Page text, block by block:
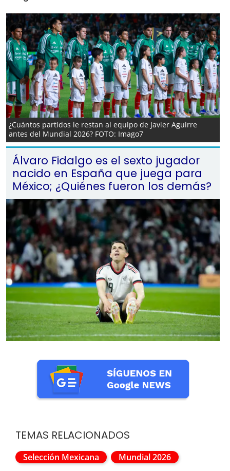
¿Cuántos partidos le restan al equipo de Javier Aguirre
antes del Mundial 2026? FOTO: Imago7
Álvaro Fidalgo es el sexto jugador
nacido en España que juega para
México; ¿Quiénes fueron los demás?
TEMAS RELACIONADOS
Selección Mexicana Mundial 2026